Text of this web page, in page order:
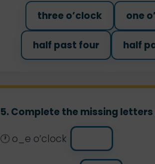
three o’clock one
half past four half
5. Complete the missing
🕐 o_e o’clock